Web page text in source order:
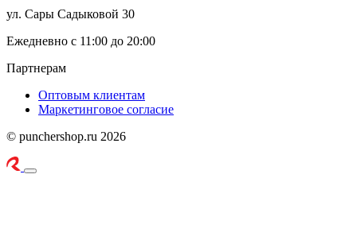
ул. Сары Садыковой 30
Ежедневно с 11:00 до 20:00
Партнерам
Оптовым клиентам
Маркетинговое согласие
© punchershop.ru 2026